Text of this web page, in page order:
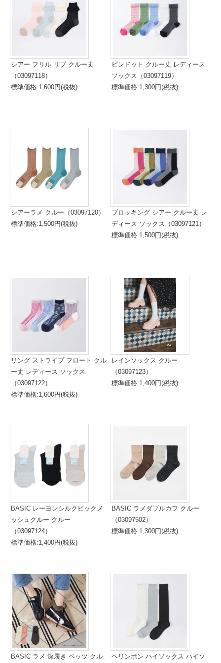
シアー フリル リブ クルー丈
（03097118）
標準価格:1,600円(税抜)
ピンドット クルー丈 レディース
ソックス（03097119）
標準価格:1,300円(税抜)
シアーラメ クルー（03097120）
標準価格:1,500円(税抜)
ブロッキング シアー クルー丈 レ
ディース ソックス（03097121）
標準価格:1,500円(税抜)
リング ストライプ フロート クル
ー丈 レディース ソックス
（03097122）
標準価格:1,600円(税抜)
レインソックス クルー
（03097123）
標準価格:1,400円(税抜)
BASIC レーヨンシルクビックメ
ッシュクルー クルー
（03097124）
標準価格:1,400円(税抜)
BASIC ラメダブルカフ クルー
（03097502）
標準価格:1,300円(税抜)
BASIC ラメ 深履き ペッツ クル ヘリンボン ハイソックス ハイソ